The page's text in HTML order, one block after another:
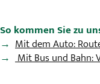
So kommen Sie zu
Mit dem Auto:
Mit Bus und Bahn: